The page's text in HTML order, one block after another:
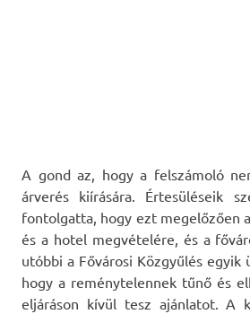
A gond az, hogy a felszámoló
árverés kiírására. Értesüléseik
fontolgatta, hogy ezt megelőzően
és a hotel megvételére, és a
utóbbi a Fővárosi Közgyűlés
hogy a reménytelennek tűnő és
eljáráson kívül tesz ajánlatot. A